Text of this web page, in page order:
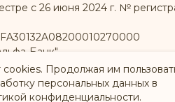
с 26 июня 2024 г. №
Банк"
Продолжая им
персональных данных в
конфиденциальности.